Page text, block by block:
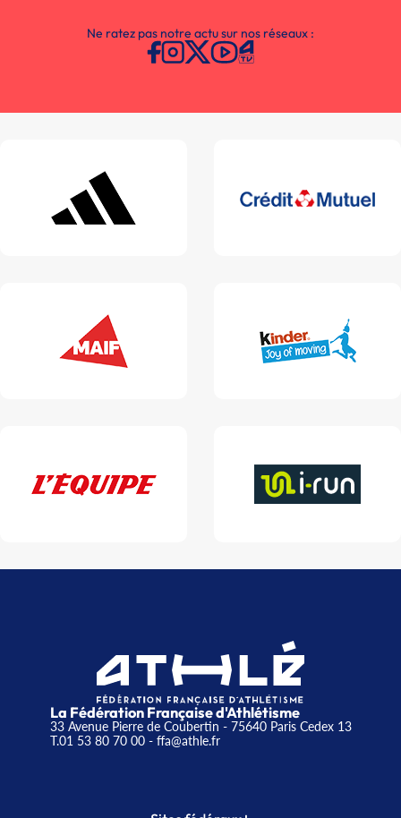
Ne ratez pas notre actu sur nos réseaux :
La Fédération Française d'Athlétisme
33 Avenue Pierre de Coubertin - 75640 Paris Cedex 13
T.01 53 80 70 00- ffa@athle.fr